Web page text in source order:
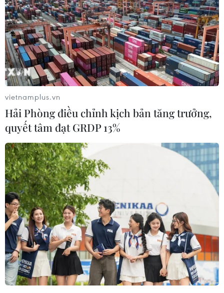
#Thủ tướng Chính phủ Phạm Minh Chính
#Cao tốc Bắc-Nam
#Dự án thành phần Diễn Châu-Bãi Vọt
Nghệ An
Theo dõi VietnamPlus
TIN LIÊN QUAN
vietnamplus.vn
Hải Phòng điều chỉnh kịch bản tăng trưởng,
quyết tâm đạt GRDP 13%